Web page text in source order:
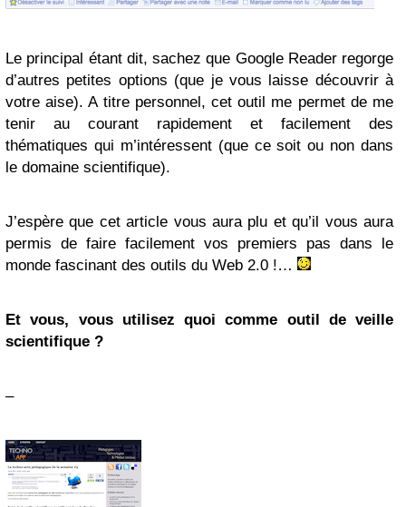
Le principal étant dit, sachez que Google Reader regorge
d’autres petites options (que je vous laisse découvrir à
votre aise). A titre personnel, cet outil me permet de me
tenir au courant rapidement et facilement des
thématiques qui m’intéressent (que ce soit ou non dans
le domaine scientifique).
J’espère que cet article vous aura plu et qu’il vous aura
permis de faire facilement vos premiers pas dans le
monde fascinant des outils du Web 2.0 !…
Et vous, vous utilisez quoi comme outil de veille
scientifique ?
–